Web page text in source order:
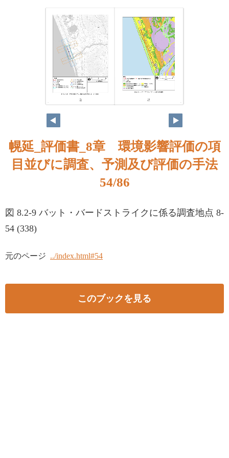
53 54
幌延_評価書_8章 環境影響評価の項
目並びに調査、予測及び評価の手法
54/86
図 8.2-9 バット・バードストライクに係る調査地点 8-
54 (338)
元のページ ../index.html#54
このブックを見る